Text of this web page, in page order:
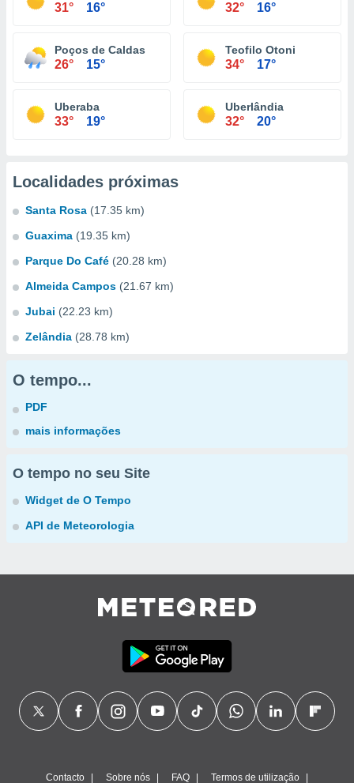
31° 16° 32° 16°
Poços de Caldas
26° 15°
Teofilo Otoni
34° 17°
Uberaba
33° 19°
Uberlândia
32° 20°
Localidades próximas
Santa Rosa (17.35 km)
Guaxima (19.35 km)
Parque Do Café (20.28 km)
Almeida Campos (21.67 km)
Jubai (22.23 km)
Zelândia (28.78 km)
O tempo...
PDF
mais informações
O tempo no seu Site
Widget de O Tempo
API de Meteorologia
Contacto Sobre nós FAQ Termos de utilização